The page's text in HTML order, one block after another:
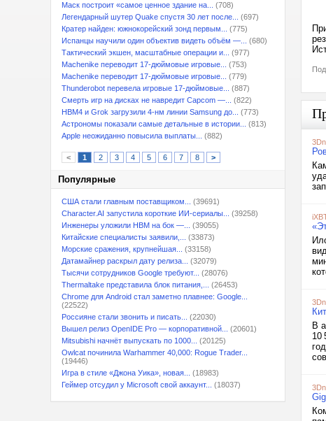
Маск построит «самое ценное здание на...
(708)
Легендарный шутер Quake спустя 30 лет после...
(697)
Кратер найден: южнокорейский зонд первым...
(775)
Испанцы научили один объектив видеть объём —...
(680)
Тактический экшен, масштабные операции и...
(977)
Machenike переводит 17-дюймовые игровые...
(753)
Machenike переводит 17-дюймовые игровые...
(779)
Thunderobot перевела игровые 17-дюймовые...
(887)
Смерть игр на дисках не навредит Capcom —...
(822)
HBM4 и Grok загрузили 4-нм линии Samsung до...
(773)
Астрономы показали самые детальные в истории...
(813)
Apple неожиданно повысила выплаты...
(882)
< 1 2 3 4 5 6 7 8 >
Популярные
США стали главным поставщиком...
(39691)
Character.AI запустила короткие ИИ-сериалы...
(39258)
Инженеры уложили HBM на бок —...
(39055)
Китайские специалисты заявили,...
(33873)
Морские сражения, крупнейшая...
(33158)
Датамайнер раскрыл дату релиза...
(32079)
Тысячи сотрудников Google требуют...
(28076)
Thermaltake представила блок питания,...
(26453)
Chrome для Android стал заметно плавнее: Google...
(22522)
Россияне стали звонить и писать...
(22030)
Вышел релиз OpenIDE Pro — корпоративной...
(20601)
Mitsubishi начнёт выпускать по 1000...
(20125)
Owlcat починила Warhammer 40,000: Rogue Trader...
(19446)
Игра в стиле «Джона Уика», новая...
(18983)
Геймер отсудил у Microsoft свой аккаунт...
(18037)
В
10